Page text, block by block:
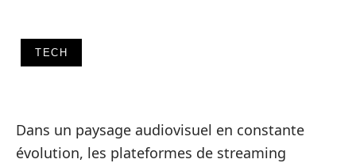
TECH
Dans un paysage audiovisuel en constante
évolution, les plateformes de streaming